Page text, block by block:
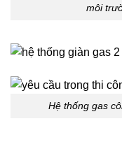
môi
Hệ thống gas